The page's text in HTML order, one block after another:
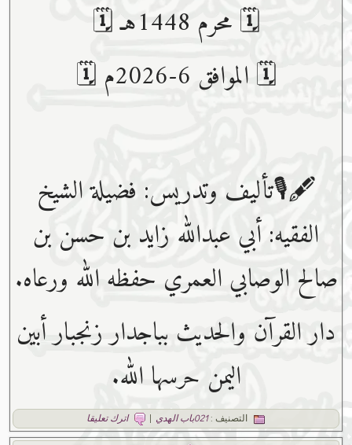
🗓 محرم 1448هـ 🗓
🗓 الموافق 6-2026م 🗓
🖋🎙تأليف وتدريس: فضيلة الشيخ
الفقيه: أبي عبدﷲ زايد بن حسن بن
صالح الوصابي العمري حفظه ﷲ ورعاه.
دار القرآن والحديث بباجدار زنجبار أبين
اليمن حرسها الله.
التصنيف :021باب الهدي | اترك تعليقا